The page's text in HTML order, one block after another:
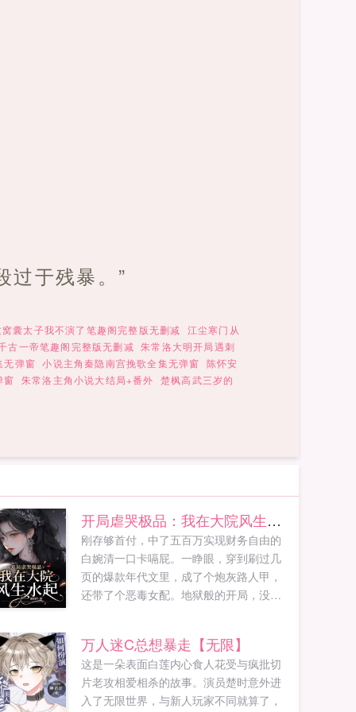
过于残暴。”
囊太子我不演了笔趣阁完整版无删减 江尘寒门从
古一帝笔趣阁完整版无删减 朱常洛大明开局遇刺
无弹窗 小说主角秦隐南宫挽歌全集无弹窗 陈怀安
窗 朱常洛主角小说大结局+番外 楚枫高武三岁的
开局虐哭极品：我在大院风生水起
刚存够首付，中了五百万实现财务自由的
白婉清一口卡嗝屁。一睁眼，穿到刷过几
页的爆款年代文里，成了个炮灰路人甲，
还带了个恶毒女配。地狱般的开局，没关
继妹白莲，脏水泼她和老癞子滚苞米地，
撕毁大学通知书，让她去大西北喂猪。后
娘恶毒，举报投诉铁窗泪...
万人迷C总想暴走【无限】
这是一朵表面白莲内心食人花受与疯批切
片老攻相爱相杀的故事。演员楚时意外进
入了无限世界，与新人玩家不同就算了，